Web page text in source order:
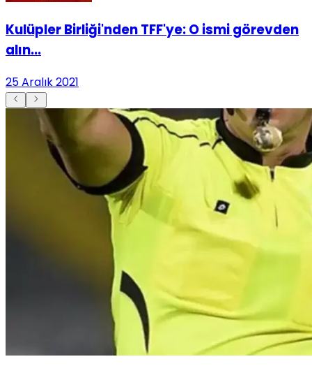
Kulüpler Birliği'nden TFF'ye: O ismi görevden
alın...
25 Aralık 2021